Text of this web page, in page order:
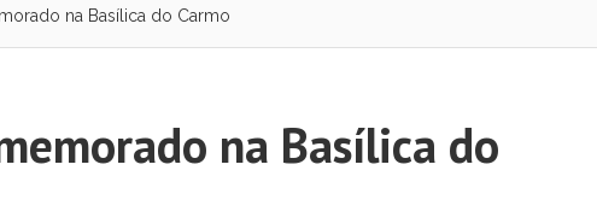
na Basílica do Carmo
na Basílica do